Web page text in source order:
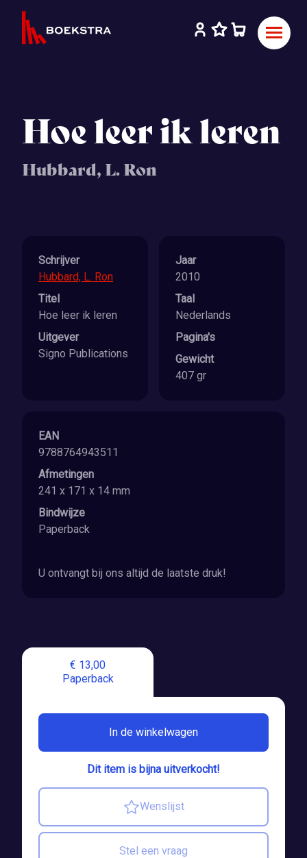
Hoe leer ik leren
Hubbard, L. Ron
€ 13,00
Paperback
In de winkelwagen
Dit item is bijna uitverkocht!
Wenslijst
Stel een vraag
Schrijver
Hubbard, L. Ron
Titel
Hoe leer ik leren
Uitgever
Signo Publications
Jaar
2010
Taal
Nederlands
Pagina's
Gewicht
407 gr
EAN
9788764943511
Afmetingen
241 x 171 x 14 mm
Bindwijze
Paperback
U ontvangt bij ons altijd de laatste druk!